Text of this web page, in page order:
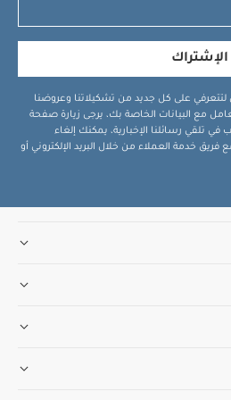
الإشتراك
لتتعرفي على كل جديد من تشكيلاتنا وعروضنا
مع البيانات الخاصة بك، يرجى زيارة صفحة
في تلقي رسائلنا الإخبارية، يمكنك إلغاء
خدمة العملاء من خلال البريد الإلكتروني أو